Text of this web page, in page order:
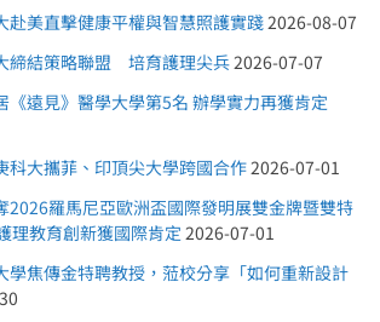
美直擊健康平權與智慧照護實踐 2026-08-07
締結策略聯盟 培育護理尖兵 2026-07-07
《遠見》醫學大學第5名 辦學實力再獲肯定
大攜菲、印頂尖大學跨國合作 2026-07-01
2026羅馬尼亞歐洲盃國際發明展雙金牌暨雙特
理教育創新獲國際肯定 2026-07-01
學焦傳金特聘教授，蒞校分享「如何重新設計